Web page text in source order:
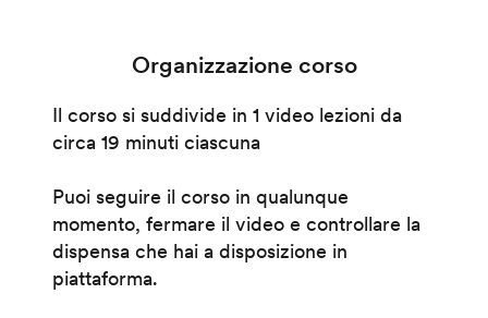
Organizzazione corso
Il corso si suddivide in 1 video lezioni da
circa 19 minuti ciascuna
Puoi seguire il corso in qualunque
momento, fermare il video e controllare la
dispensa che hai a disposizione in
piattaforma.